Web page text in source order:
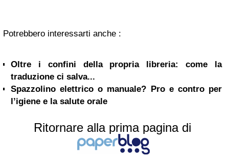
Potrebbero interessarti anche :
Oltre i confini della propria libreria: come la
traduzione ci salva...
Spazzolino elettrico o manuale? Pro e contro per
l’igiene e la salute orale
Ritornare alla prima pagina di